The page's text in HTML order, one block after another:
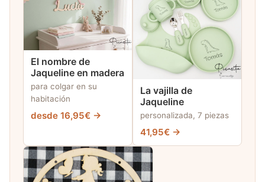
El nombre de
Jaqueline en madera
para colgar en su
habitación
desde 16,95€ →
La vajilla de
Jaqueline
personalizada, 7 piezas
41,95€ →